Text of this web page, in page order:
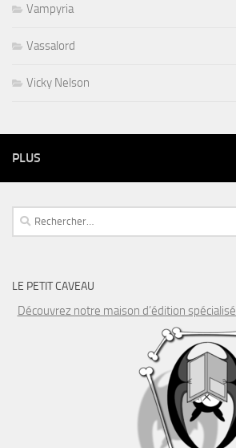
Vampyria
Vassalord
Vicky Nelson
PLUS
Rechercher :
LE PETIT CAVEAU
Découvrez notre maison d’édition